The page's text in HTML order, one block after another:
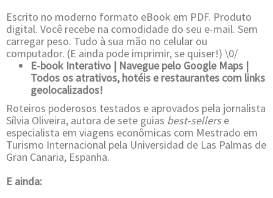
Escrito no moderno formato eBook em PDF. Produto
digital. Você recebe na comodidade do seu e-mail. Sem
carregar peso. Tudo à sua mão no celular ou
computador. (E ainda pode imprimir, se quiser!) \0/
E-book Interativo | Navegue pelo Google Maps |
Todos os atrativos, hotéis e restaurantes com links
geolocalizados!
Roteiros poderosos testados e aprovados pela jornalista
Sílvia Oliveira, autora de sete guias best-sellerse
especialista em viagens econômicas com Mestrado em
Turismo Internacional pela Universidad de Las Palmas de
Gran Canaria, Espanha.
E ainda: